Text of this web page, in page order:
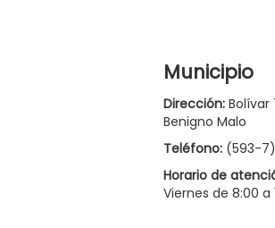
Municipio
Dirección: Bolívar
Benigno Malo
Teléfono: (593-7)
Horario de
Viernes de 8:00 a